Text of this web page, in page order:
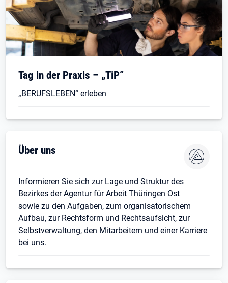
Tag in der Praxis – „TiP“
„BERUFSLEBEN“ erleben
Über uns
Informieren Sie sich zur Lage und Struktur des
Bezirkes der Agentur für Arbeit Thüringen Ost
sowie zu den Aufgaben, zum organisatorischem
Aufbau, zur Rechtsform und Rechtsaufsicht, zur
Selbstverwaltung, den Mitarbeitern und einer Karriere
bei uns.